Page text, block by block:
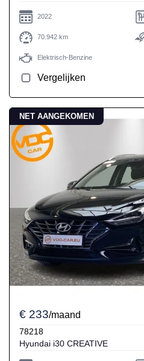
2022
70.942 km
Elektrisch-Benzine
Vergelijken
NET AANGEKOMEN
€ 233/maand
78218
Hyundai i30 CREATIVE